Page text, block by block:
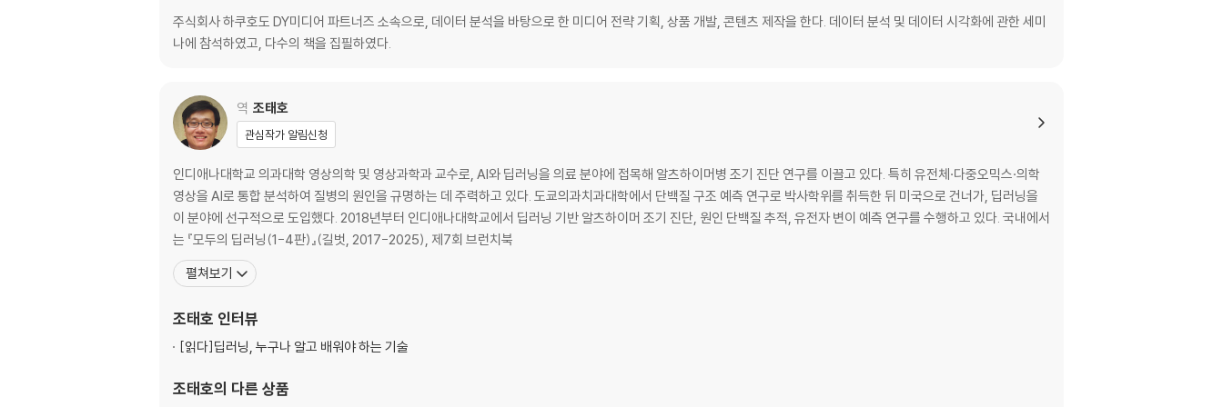
2.3 주피터 노트북을 이용한 대화형 데이터 분석 환경
__2.3.1 로컬 컴퓨터에서 데이터 분석 환경 구축
2.6 캐글 분석 도구 사용
3장 캐글 경진대회 도전 ①: 타이타닉 생존자 예측
3.1 캐글을 이용하여 실제 데이터 분석
3.2 타이타닉 생존자 예측 경진대회란
3.3 데이터 내려받기
3.4 데이터 분석을 위한 준비 작업
__3.4.1 [순서 1] 데이터 분석 환경 준비
__3.4.2 [순서 2] 새로운 파일 작성
__3.4.4 [순서 4] 라이브러리를 설치하고 가져오기
__3.4.5 [순서 5] 데이터 읽어 보기
3.5 데이터 개요 파악
주식회사 하쿠호도 DY미디어 파트너즈 소속으로, 데이터 분석을 바탕으로 한 미디어 전략 기획, 상품 개발, 콘텐츠 제작을 한다. 데이터 분석 및 데이터 시각화에 관한 세미
나에 참석하였고, 다수의 책을 집필하였다.
역 조태호
관심작가 알림신청
인디애나대학교 의과대학 영상의학 및 영상과학과 교수로, AI와 딥러닝을 의료 분야에 접목해 알츠하이머병 조기 진단 연구를 이끌고 있다. 특히 유전체·다중오믹스·의학
영상을 AI로 통합 분석하여 질병의 원인을 규명하는 데 주력하고 있다. 도쿄의과치과대학에서 단백질 구조 예측 연구로 박사학위를 취득한 뒤 미국으로 건너가, 딥러닝을
이 분야에 선구적으로 도입했다. 2018년부터 인디애나대학교에서 딥러닝 기반 알츠하이머 조기 진단, 원인 단백질 추적, 유전자 변이 예측 연구를 수행하고 있다. 국내에서
는 『모두의 딥러닝(1-4판)』(길벗, 2017-2025), 제7회 브런치북
펼쳐보기
조태호 인터뷰
[읽다]딥러닝, 누구나 알고 배워야 하는 기술
조태호의 다른 상품